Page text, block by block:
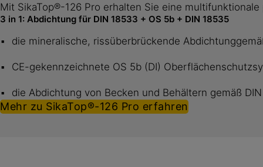
Mit SikaTop®-126 Pro erhalten Sie eine
3 in 1: Abdichtung für DIN 18533 + OS 5b + DIN 18535
die mineralische, rissüberbrückende
CE-gekennzeichnete OS 5b (DI)
die Abdichtung von Becken und Behältern gemäß
Mehr zu SikaTop®-126 Pro erfahren